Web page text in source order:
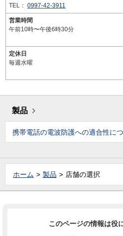
TEL： 0997-42-3911
営業時間
午前10時〜午後6時30分
定休日
毎週水曜
製品
携帯電話の電波防護への適合性に
ホーム 製品 店舗の選択
このページの情報は役